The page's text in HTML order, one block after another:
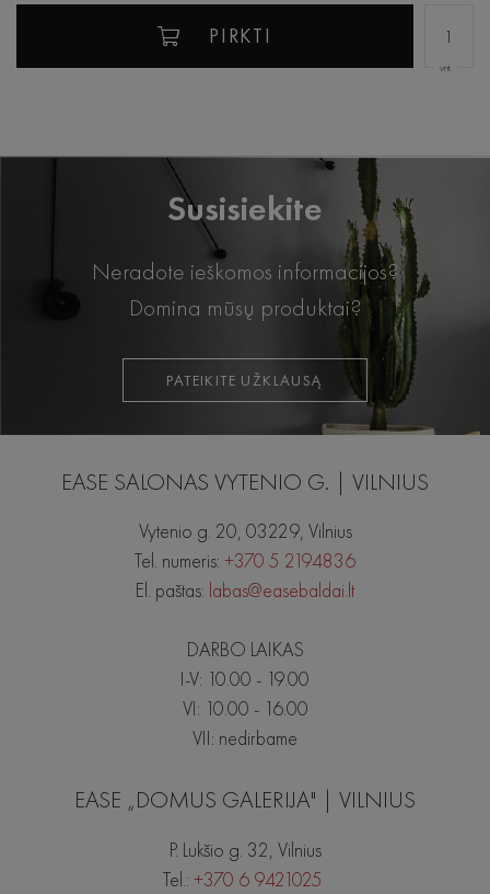
PIRKTI
vnt.
Susisiekite
Neradote ieškomos informacijos?
Domina mūsų produktai?
PATEIKITE UŽKLAUSĄ
EASE SALONAS VYTENIO G. | VILNIUS
Vytenio g. 20, 03229, Vilnius
Tel. numeris: +370 5 2194836
El. paštas: labas@easebaldai.lt
DARBO LAIKAS
I-V: 10.00 - 19.00
VI: 10.00 - 16.00
VII: nedirbame
EASE „DOMUS GALERIJA" | VILNIUS
P. Lukšio g. 32, Vilnius
Tel.: +370 6 9421025